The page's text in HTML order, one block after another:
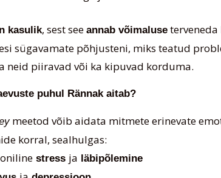
kasulik, sest see annab võimaluse
sügavamate põhjusteni, miks teatud
neid piiravad või ka kipuvad korduma.
puhul Rännak aitab?
meetod võib aidata mitmete erinevate
korral, sealhulgas:
stress ja läbipõlemine